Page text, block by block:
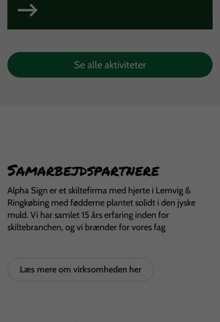
Se alle aktiviteter
Samarbejdspartnere
Alpha Sign er et skiltefirma med hjerte i Lemvig &
Ringkøbing med fødderne plantet solidt i den jyske
muld. Vi har samlet 15 års erfaring inden for
skiltebranchen, og vi brænder for vores fag
Læs mere om virksomheden her